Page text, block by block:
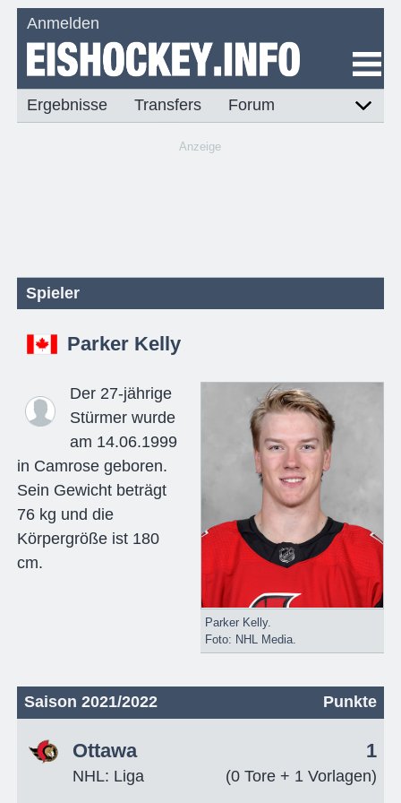
Anmelden
Ergebnisse Transfers Forum
Anzeige
Spieler
Parker Kelly
Parker Kelly.
Foto: NHL Media.
Der 27-jährige
Stürmer wurde
am 14.06.1999
in Camrose geboren.
Sein Gewicht beträgt
76 kg und die
Körpergröße ist 180
cm.
Saison 2021/2022 Punkte
Ottawa
NHL: Liga
1
(0 Tore + 1 Vorlagen)